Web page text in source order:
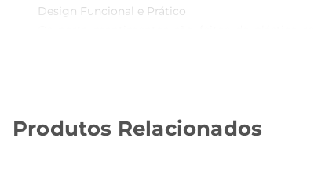
Design Funcional e Prático
fechamento seguro, evitando a entrada de
pequenos acessórios, os porta mantimentos
Produtos Relacionados